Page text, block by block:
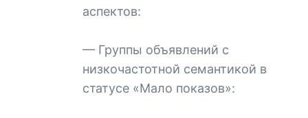
аспектов:
— Группы объявлений с
низкочастотной семантикой в
статусе «Мало показов»: